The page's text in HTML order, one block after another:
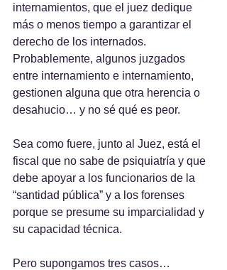
internamientos, que el juez dedique
más o menos tiempo a garantizar el
derecho de los internados.
Probablemente, algunos juzgados
entre internamiento e internamiento,
gestionen alguna que otra herencia o
desahucio… y no sé qué es peor.
Sea como fuere, junto al Juez, está el
fiscal que no sabe de psiquiatría y que
debe apoyar a los funcionarios de la
“santidad pública” y a los forenses
porque se presume su imparcialidad y
su capacidad técnica.
Pero supongamos tres casos…